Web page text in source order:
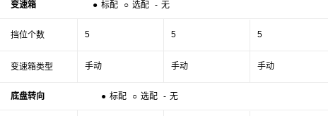
变速箱 ● 标配 ○ 选配 - 无
挡位个数
变速箱类型
底盘转向 ● 标配 ○ 选配 - 无
5 5 5
手动 手动 手动